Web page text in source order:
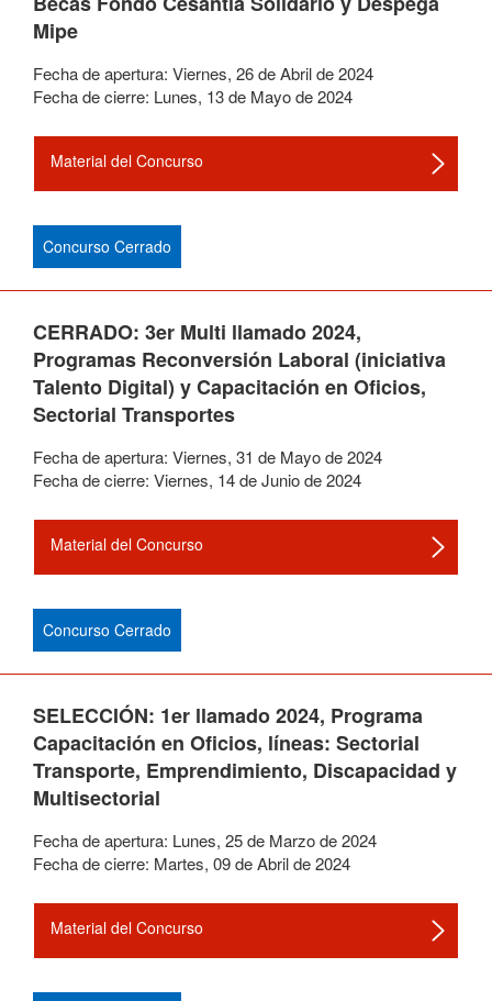
Mipe
Fecha de apertura: Viernes, 26deAbrilde2024
Fecha de cierre: Lunes, 13de Mayode2024
Material del Concurso
Concurso Cerrado
CERRADO: 3er Multi llamado 2024,
Programas Reconversión Laboral (iniciativa
Talento Digital) y Capacitación en Oficios,
Sectorial Transportes
Fecha de apertura: Viernes, 31 de Mayode2024
Fecha de cierre: Viernes, 14deJuniode2024
Material del Concurso
Concurso Cerrado
SELECCIÓN: 1er llamado 2024, Programa
Capacitación en Oficios, líneas: Sectorial
Transporte, Emprendimiento, Discapacidad y
Multisectorial
Fecha de apertura: Lunes, 25de Marzode2024
Fecha de cierre: Martes, 09deAbrilde2024
Material del Concurso